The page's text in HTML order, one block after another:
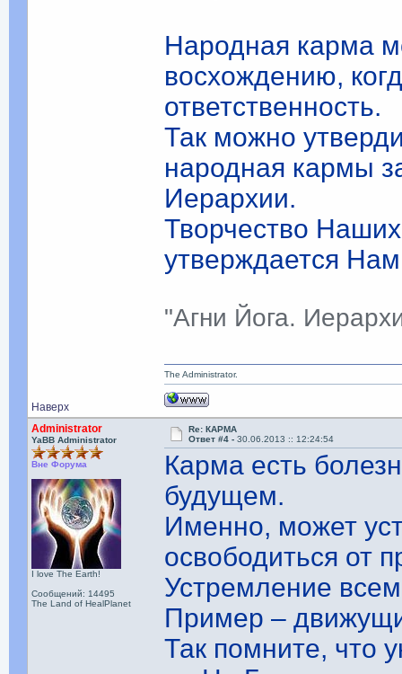
Народная карма
восхождению,
ответственность.
Так можно
народная кармы
Иерархии.
Творчество
утверждается
"Агни Йога.
Наверх
The Administrator.
Administrator
YaBB Administrator
Вне Форума
I love The Earth!
Сообщений: 14495
The Land of HealPlanet
Re: КАРМА
Ответ #4 -30.06.2013 :: 12:24:54
Карма есть
будущем.
Именно, может
освободиться от
Устремление
Пример –
Так помните, что